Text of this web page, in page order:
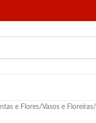
e Flores/Vasos e Floreiras/